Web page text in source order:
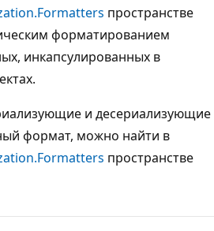
пространстве
форматированием
инкапсулированных в
и десериализующие
формат, можно найти в
пространстве